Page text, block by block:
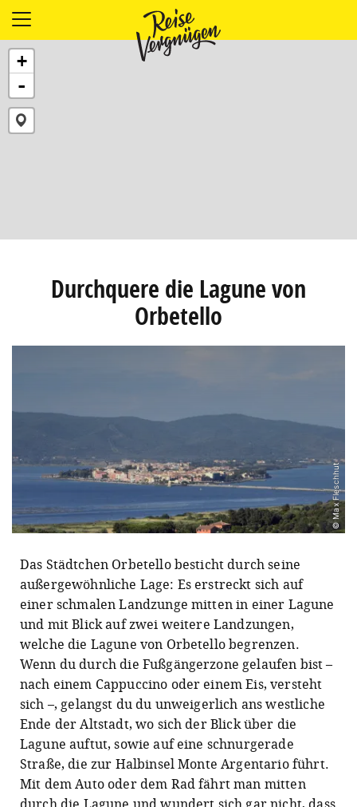
LÄNDER
FOOD
PLANUNG
OUTDOOR
+
-
Durchquere die Lagune von
Orbetello
© Max Fleschhut
Das Städtchen Orbetello besticht durch seine
außergewöhnliche Lage: Es erstreckt sich auf
einer schmalen Landzunge mitten in einer Lagune
und mit Blick auf zwei weitere Landzungen,
welche die Lagune von Orbetello begrenzen.
Wenn du durch die Fußgängerzone gelaufen bist –
nach einem Cappuccino oder einem Eis, versteht
sich –, gelangst du du unweigerlich ans westliche
Ende der Altstadt, wo sich der Blick über die
Lagune auftut, sowie auf eine schnurgerade
Straße, die zur Halbinsel Monte Argentario führt.
Mit dem Auto oder dem Rad fährt man mitten